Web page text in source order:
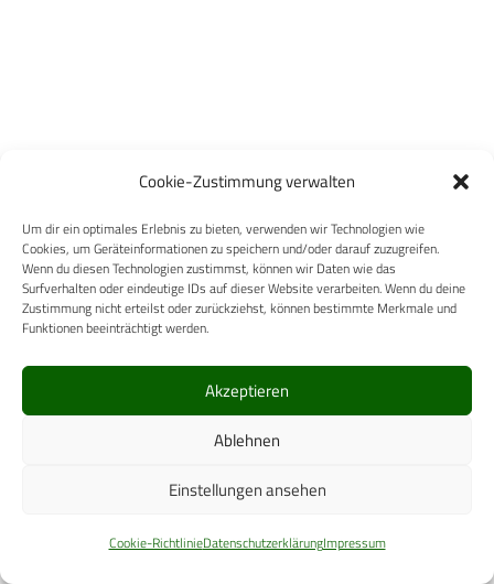
Cookie-Zustimmung verwalten
Um dir ein optimales Erlebnis zu bieten, verwenden wir Technologien wie
Cookies, um Geräteinformationen zu speichern und/oder darauf zuzugreifen.
Wenn du diesen Technologien zustimmst, können wir Daten wie das
Surfverhalten oder eindeutige IDs auf dieser Website verarbeiten. Wenn du deine
Zustimmung nicht erteilst oder zurückziehst, können bestimmte Merkmale und
Funktionen beeinträchtigt werden.
Akzeptieren
Ablehnen
Einstellungen ansehen
Cookie-RichtlinieDatenschutzerklärungImpressum
Gedenkveranstaltung „Freiheit, Gewissen,
Zivilcourage“ an der SanAkBw
Carl-Zeiss-Straße 5